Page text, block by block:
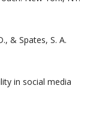
& Spates, S. A.
in social media